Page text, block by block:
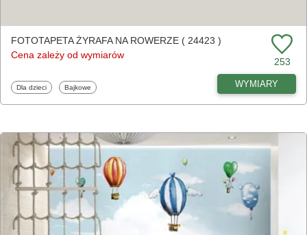
FOTOTAPETA ŻYRAFA NA ROWERZE ( 24423 )
Cena zależy od wymiarów
253
Fototapety
Dla dzieci Fototapety
Bajkowe WYMIARY